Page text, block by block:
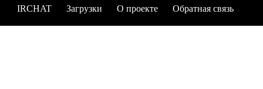
IRCHAT Загрузки О проекте Обратная связь